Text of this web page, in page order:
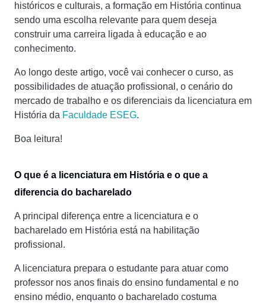
históricos e culturais, a formação em História continua
sendo uma escolha relevante para quem deseja
construir uma carreira ligada à educação e ao
conhecimento.
Ao longo deste artigo, você vai conhecer o curso, as
possibilidades de atuação profissional, o cenário do
mercado de trabalho e os diferenciais da licenciatura em
História da Faculdade ESEG.
Boa leitura!
O que é a licenciatura em História e o que a
diferencia do bacharelado
A principal diferença entre a licenciatura e o
bacharelado em História está na habilitação
profissional.
A licenciatura prepara o estudante para atuar como
professor nos anos finais do ensino fundamental e no
ensino médio, enquanto o bacharelado costuma